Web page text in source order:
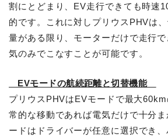
割にとどまり、EV走行できても時速
的です。これに対しプリウスPHVは
量がある限り、モーターだけで走行
気のみでこなすことが可能です。
EVモードの航続距離と切替機能
プリウスPHVはEVモードで最大
常的な移動であれば電気だけで十分
ードはドライバーが任意に選択でき